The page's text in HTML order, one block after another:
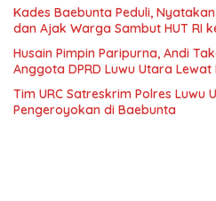
Kades Baebunta Peduli,
dan Ajak Warga Sambut HUT RI
Husain Pimpin Paripurna, Andi
Anggota DPRD Luwu Utara Lewat
Tim URC Satreskrim Polres Luwu
Pengeroyokan di Baebunta